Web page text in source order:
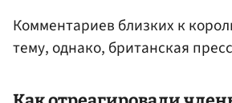
Комментариев близких к
тему, однако, британская